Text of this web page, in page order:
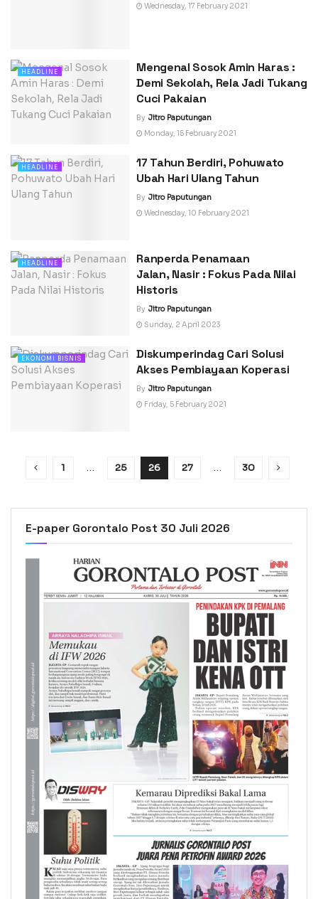
Wednesday, 17 February 2021
HEADLINE
Mengenal Sosok Amin Haras :
Demi Sekolah, Rela Jadi Tukang
Cuci Pakaian
By Jitro Paputungan
Monday, 15 February 2021
HEADLINE
17 Tahun Berdiri, Pohuwato
Ubah Hari Ulang Tahun
By Jitro Paputungan
Wednesday, 10 February 2021
HEADLINE
Ranperda Penamaan
Jalan, Nasir : Fokus Pada Nilai
Historis
By Jitro Paputungan
Sunday, 2 April 2023
EKONOMI BISNIS
Diskumperindag Cari Solusi
Akses Pembiayaan Koperasi
By Jitro Paputungan
Friday, 5 February 2021
1 … 25 26 27 … 30
E-paper Gorontalo Post 30 Juli 2026